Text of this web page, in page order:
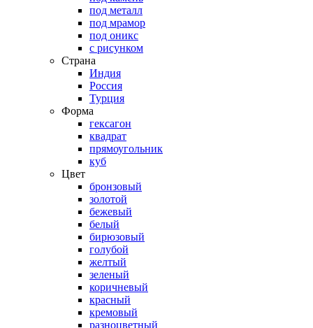
под металл
под мрамор
под оникс
с рисунком
Страна
Индия
Россия
Турция
Форма
гексагон
квадрат
прямоугольник
куб
Цвет
бронзовый
золотой
бежевый
белый
бирюзовый
голубой
желтый
зеленый
коричневый
красный
кремовый
разноцветный